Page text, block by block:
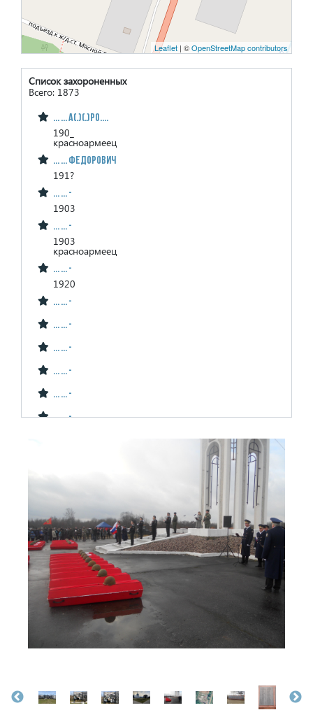
Leaflet | ©OpenStreetMap contributors
Список захороненных
Всего: 1873
... ... А(.)(.)ро....
190_
красноармеец
... ... Федорович
191?
... ... -
1903
... ... -
1903
красноармеец
... ... -
1920
... ... -
... ... -
... ... -
... ... -
... ... -
... ... -
... ... -
... ... -
... Иван Николаевич
... Мурат -
1901
... Федор Семенович
Абиханов Иргебай откуда ? - ВНИМАНИЕ!
1912